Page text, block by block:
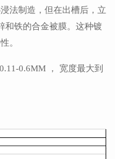
法制造，但在出槽后，立
和铁的合金被膜。这种镀
。
0.6MM ， 宽度最大到